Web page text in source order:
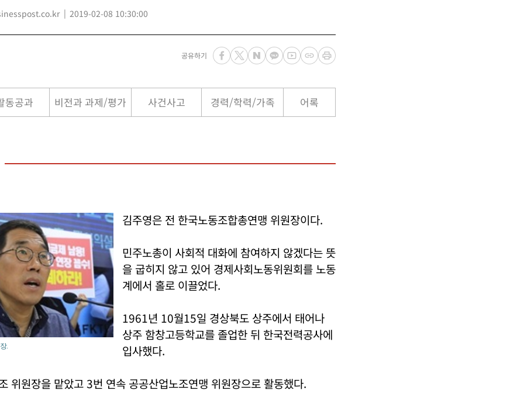
2019-02-08 10:30:00
공유하기
동공과 비전과 과제/평가 사건사고 경력/학력/가족 어록
.
김주영은 전 한국노동조합총연맹 위원장이다.
민주노총이 사회적 대화에 참여하지 않겠다는 뜻
을 굽히지 않고 있어 경제사회노동위원회를 노동
계에서 홀로 이끌었다.
1961년 10월15일 경상북도 상주에서 태어나
상주 함창고등학교를 졸업한 뒤 한국전력공사에
입사했다.
위원장을 맡았고 3번 연속 공공산업노조연맹 위원장으로 활동했다.